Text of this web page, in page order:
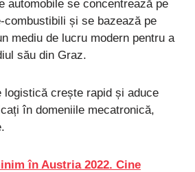
automobile se concentrează pe
și se bazează pe
mediu de lucru modern pentru a
său din Graz.
logistică crește rapid și aduce
în domeniile mecatronică,
în Austria 2022. Cine